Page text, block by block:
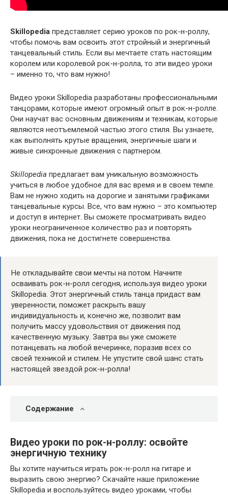
Skillopedia представляет серию уроков по рок-н-роллу,
чтобы помочь вам освоить этот стройный и энергичный
танцевальный стиль. Если вы мечтаете стать настоящим
королем или королевой рок-н-ролла, то эти видео уроки
– именно то, что вам нужно!
Видео уроки Skillopedia разработаны профессиональными
танцорами, которые имеют огромный опыт в рок-н-ролле.
Они научат вас основным движениям и техникам, которые
являются неотъемлемой частью этого стиля. Вы узнаете,
как выполнять крутые вращения, энергичные шаги и
живые синхронные движения с партнером.
Skillopedia предлагает вам уникальную возможность
учиться в любое удобное для вас время и в своем темпе.
Вам не нужно ходить на дорогие и занятыми графиками
танцевальные курсы. Все, что вам нужно – это компьютер
и доступ в интернет. Вы сможете просматривать видео
уроки неограниченное количество раз и повторять
движения, пока не достигнете совершенства.
Не откладывайте свои мечты на потом. Начните
осваивать рок-н-ролл сегодня, используя видео уроки
Skillopedia. Этот энергичный стиль танца придаст вам
уверенности, поможет раскрыть вашу
индивидуальность и, конечно же, позволит вам
получить массу удовольствия от движения под
качественную музыку. Завтра вы уже сможете
потанцевать на любой вечеринке, поразив всех со
своей техникой и стилем. Не упустите свой шанс стать
настоящей звездой рок-н-ролла!
Содержание
Видео уроки по рок-н-роллу: освойте
энергичную технику
Вы хотите научиться играть рок-н-ролл на гитаре и
выразить свою энергию? Скачайте наше приложение
Skillopedia и воспользуйтесь видео уроками, чтобы